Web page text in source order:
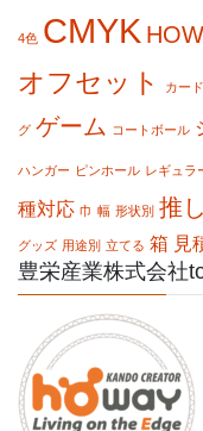
4色 CMYK
オフセット カー
グ ゲーム コートボール
ハンガー ピンホール レギュラ
種対応 巾 幅 形状別 推
グッズ 用途別 立てる 箱 見
豊栄産業株式会社